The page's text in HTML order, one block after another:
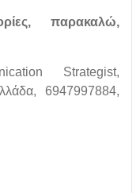
παρακαλώ,
Strategist,
6947997884,